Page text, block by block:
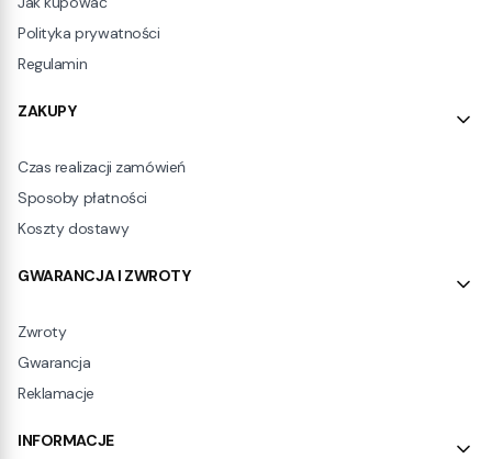
Polityka prywatności
Regulamin
ZAKUPY
Czas realizacji zamówień
Sposoby płatności
Koszty dostawy
GWARANCJA I ZWROTY
Zwroty
Gwarancja
Reklamacje
INFORMACJE